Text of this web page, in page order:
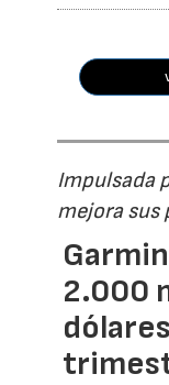
Impulsada
mejora sus
2.000